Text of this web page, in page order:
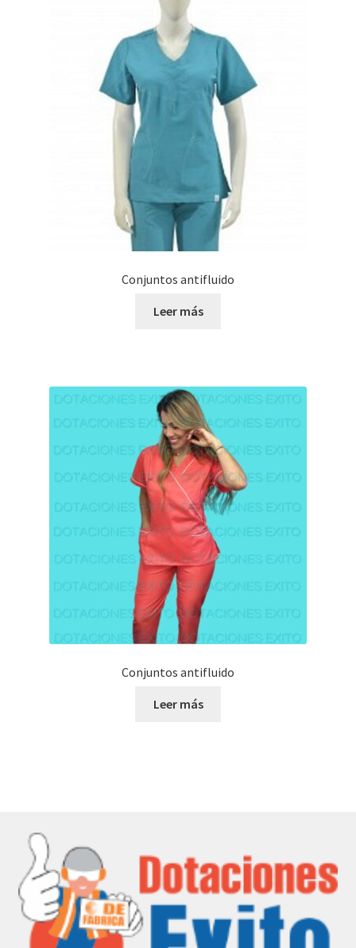
Conjuntos antifluido
Leer más
Conjuntos antifluido
Leer más